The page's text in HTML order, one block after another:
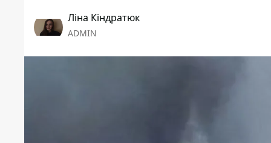
Ліна Кіндратюк
ADMIN